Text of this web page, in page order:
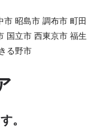
市 昭島市 調布市 町田
国立市 西東京市 福生
る野市
。